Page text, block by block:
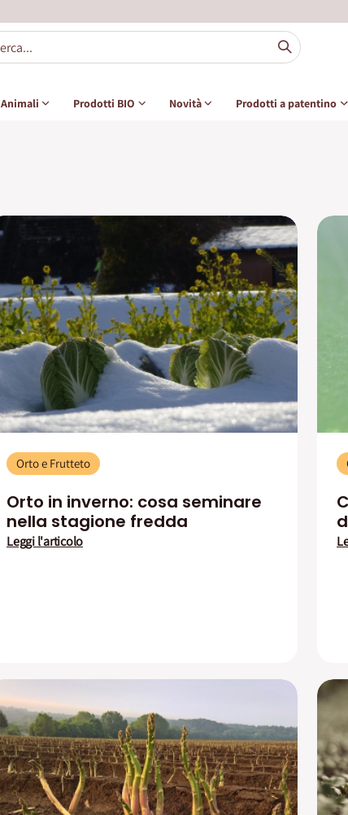
Animali Prodotti BIO Novità Prodotti a patentino
Orto e Frutteto
Orto in inverno: cosa seminare
nella stagione fredda
Leggi l'articolo